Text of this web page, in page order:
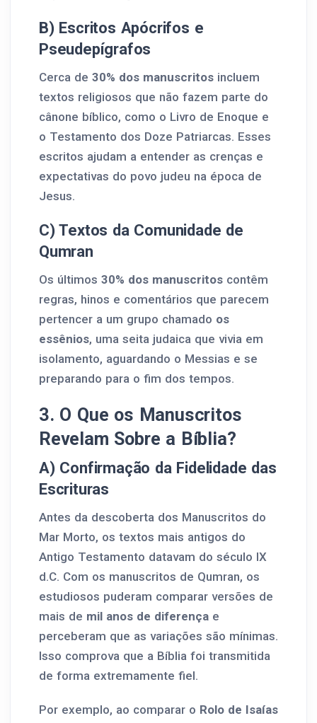
B) Escritos Apócrifos e
Pseudepígrafos
Cerca de 30% dos manuscritos incluem
textos religiosos que não fazem parte do
cânone bíblico, como o Livro de Enoque e
o Testamento dos Doze Patriarcas. Esses
escritos ajudam a entender as crenças e
expectativas do povo judeu na época de
Jesus.
C) Textos da Comunidade de
Qumran
Os últimos 30% dos manuscritos contêm
regras, hinos e comentários que parecem
pertencer a um grupo chamado os
essênios, uma seita judaica que vivia em
isolamento, aguardando o Messias e se
preparando para o fim dos tempos.
3. O Que os Manuscritos
Revelam Sobre a Bíblia?
A) Confirmação da Fidelidade das
Escrituras
Antes da descoberta dos Manuscritos do
Mar Morto, os textos mais antigos do
Antigo Testamento datavam do século IX
d.C. Com os manuscritos de Qumran, os
estudiosos puderam comparar versões de
mais de mil anos de diferença e
perceberam que as variações são mínimas.
Isso comprova que a Bíblia foi transmitida
de forma extremamente fiel.
Por exemplo, ao comparar o Rolo de Isaías